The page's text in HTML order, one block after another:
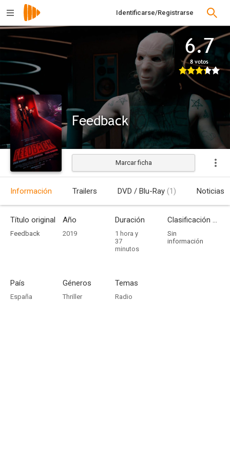
Identificarse/Registrarse
6.7
8 votos
Feedback
Marcar ficha
Información Trailers DVD / Blu-Ray (1) Noticias
Título original
Feedback
Año
2019
Duración
1 hora y
37
minutos
Clasificación por edades
Sin
información
País
España
Géneros
Thriller
Temas
Radio